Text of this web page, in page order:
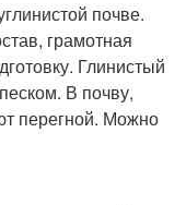
почве.
грамотная
Глинистый
В почву,
перегной. Можно